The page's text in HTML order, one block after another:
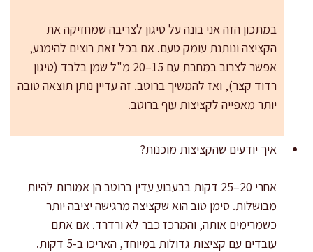
במתכון הזה אני בונה על טיגון לצריבה שמחזיקה את
הקציצה ונותנת עומק טעם. אם בכל זאת רוצים להימנע,
אפשר לצרוב במחבת עם 15–20 מ"ל שמן בלבד (טיגון
רדוד קצר), ואז להמשיך ברוטב. זה עדיין נותן תוצאה טובה
יותר מאפייה לקציצות עוף ברוטב.
איך יודעים שהקציצות מוכנות?
אחרי 20–25 דקות בבעבוע עדין ברוטב הן אמורות להיות
מבושלות. סימן טוב הוא שקציצה מרגישה יציבה יותר
כשמרימים אותה, והמרכז כבר לא ורדרד. אם אתם
עובדים עם קציצות גדולות במיוחד, האריכו ב-5 דקות.